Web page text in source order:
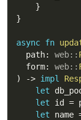
}
}
async fn
  path
: web::
  form
: web::
)
-> impl
let
let id =
let name